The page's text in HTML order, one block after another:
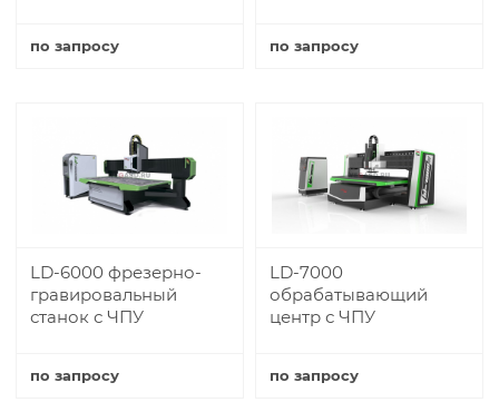
по запросу по запросу
LD-6000 фрезерно-
гравировальный
станок с ЧПУ
по запросу
LD-7000
обрабатывающий
центр с ЧПУ
по запросу